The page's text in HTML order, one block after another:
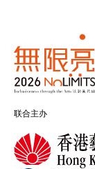
联合主办